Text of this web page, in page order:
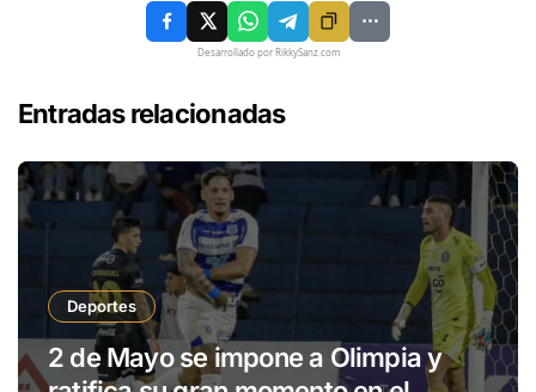
Desarrollado por RikkySanz.com
Entradas relacionadas
Deportes
2 de Mayo se impone a Olimpia y